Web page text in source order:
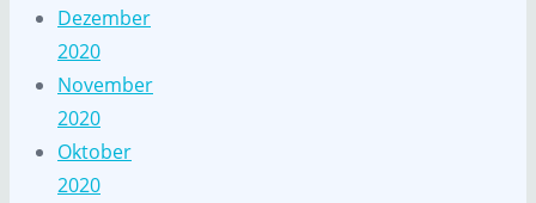
Dezember
2020
November
2020
Oktober
2020